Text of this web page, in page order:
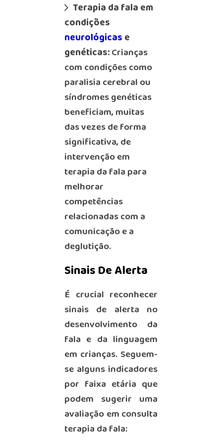
Terapia da fala em
condições
neurológicas e
genéticas:Crianças
com condições como
paralisia cerebral ou
síndromes genéticas
beneficiam, muitas
das vezes de forma
significativa, de
intervenção em
terapia da fala para
melhorar
competências
relacionadas com a
comunicação e a
deglutição.
Sinais De Alerta
É crucial reconhecer
sinais de alerta no
desenvolvimento da
fala e da linguagem
em crianças. Seguem-
se alguns indicadores
por faixa etária que
podem sugerir uma
avaliação em consulta
terapia da fala: